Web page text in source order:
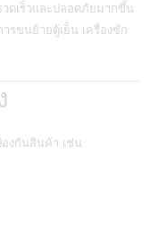
ดเร็วและปลอดภัยมากขึ้น
รขนย้ายตู้เย็น เครื่องซัก
งกันสินค้า เช่น